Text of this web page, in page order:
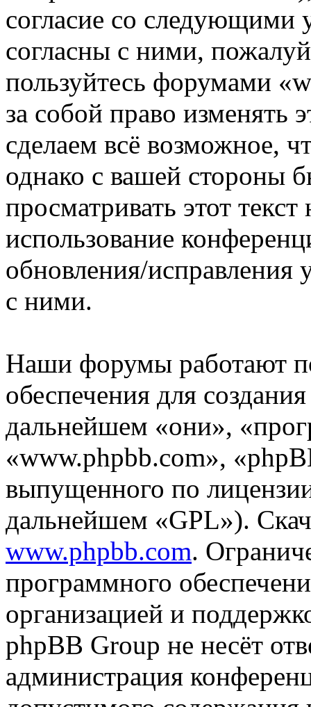
согласие со следующими
согласны с ними,
пользуйтесь форумами
за собой право изменять
сделаем всё возможное,
однако с вашей стороны
просматривать этот
использование
обновления/исправления
с ними.
Наши форумы работают
обеспечения для
дальнейшем «они»,
«www.phpbb.com»,
выпущенного по
дальнейшем «GPL»).
www.phpbb.com.
программного
организацией и
phpBB Group не несёт
администрация